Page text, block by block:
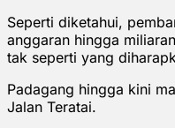
Seperti diketahui,
anggaran hingga
tak seperti yang
Padagang hingga kini
Jalan Teratai.